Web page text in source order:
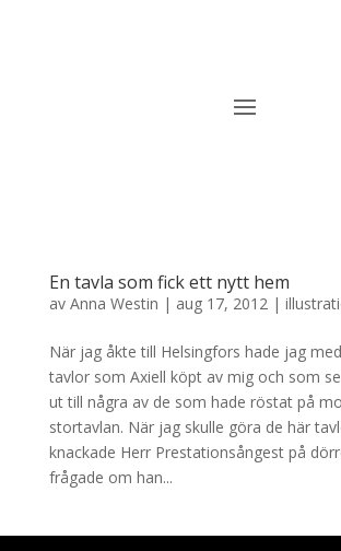
En tavla som fick ett nytt hem
av Anna Westin | aug 17, 2012|
När jag åkte till Helsingfors hade jag
tavlor som Axiell köpt av mig och som
ut till några av de som hade röstat på
stortavlan. När jag skulle göra de här
knackade Herr Prestationsångest på
frågade om han...